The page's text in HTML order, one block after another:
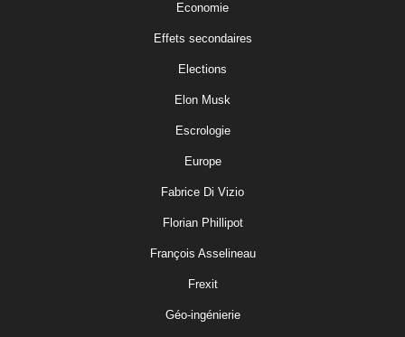
Economie
Effets secondaires
Elections
Elon Musk
Escrologie
Europe
Fabrice Di Vizio
Florian Phillipot
François Asselineau
Frexit
Géo-ingénierie